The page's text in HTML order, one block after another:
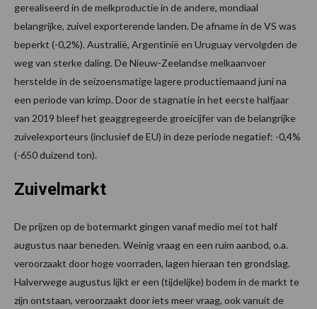
gerealiseerd in de melkproductie in de andere, mondiaal
belangrijke, zuivel exporterende landen. De afname in de VS was
beperkt (-0,2%). Australië, Argentinië en Uruguay vervolgden de
weg van sterke daling. De Nieuw-Zeelandse melkaanvoer
herstelde in de seizoensmatige lagere productiemaand juni na
een periode van krimp. Door de stagnatie in het eerste halfjaar
van 2019 bleef het geaggregeerde groeicijfer van de belangrijke
zuivelexporteurs (inclusief de EU) in deze periode negatief: -0,4%
(-650 duizend ton).
Zuivelmarkt
De prijzen op de botermarkt gingen vanaf medio mei tot half
augustus naar beneden. Weinig vraag en een ruim aanbod, o.a.
veroorzaakt door hoge voorraden, lagen hieraan ten grondslag.
Halverwege augustus lijkt er een (tijdelijke) bodem in de markt te
zijn ontstaan, veroorzaakt door iets meer vraag, ook vanuit de